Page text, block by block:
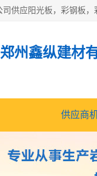
郑州鑫纵建材
供应商